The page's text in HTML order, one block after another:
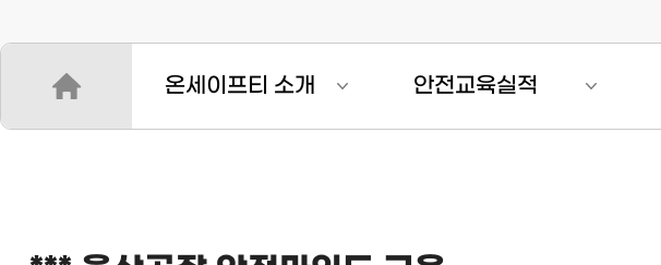
온세이프티 소개 안전교육실적